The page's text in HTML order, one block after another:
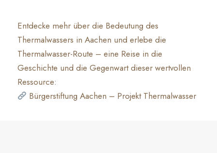
Entdecke mehr über die Bedeutung des
Thermalwassers in Aachen und erlebe die
Thermalwasser-Route – eine Reise in die
Geschichte und die Gegenwart dieser wertvollen
Ressource:
Bürgerstiftung Aachen – Projekt Thermalwasser